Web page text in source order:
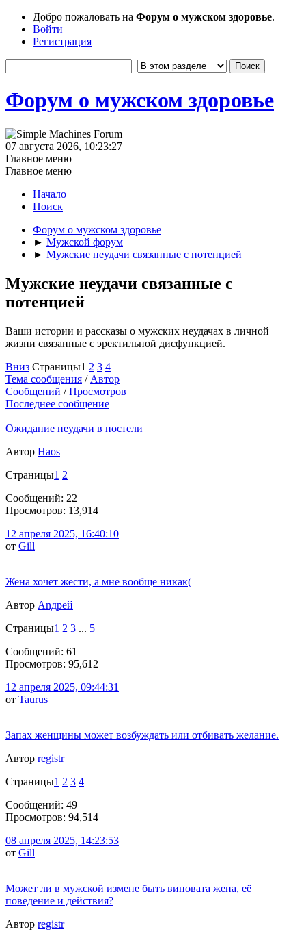
Добро пожаловать на Форум о мужском здоровье.
Войти
Регистрация
Форум о мужском здоровье
07 августа 2026, 10:23:27
Главное меню
Главное меню
Начало
Поиск
Форум о мужском здоровье
► Мужской форум
► Мужские неудачи связанные с потенцией
Мужские неудачи связанные с
потенцией
Ваши истории и рассказы о мужских неудачах в личной
жизни связанные с эректильной дисфункцией.
Вниз Страницы1 2 3 4
Тема сообщения / Автор
Сообщений /Просмотров
Последнее сообщение
Ожидание неудачи в постели
Автор Haos
Страницы1 2
Сообщений: 22
Просмотров: 13,914
12 апреля 2025, 16:40:10
от Gill
Жена хочет жести, а мне вообще никак(
Автор Аnдрей
Страницы1 2 3 ... 5
Сообщений: 61
Просмотров: 95,612
12 апреля 2025, 09:44:31
от Taurus
Запах женщины может возбуждать или отбивать желание.
Автор registr
Страницы1 2 3 4
Сообщений: 49
Просмотров: 94,514
08 апреля 2025, 14:23:53
от Gill
Может ли в мужской измене быть виновата жена, её
поведение и действия?
Автор registr